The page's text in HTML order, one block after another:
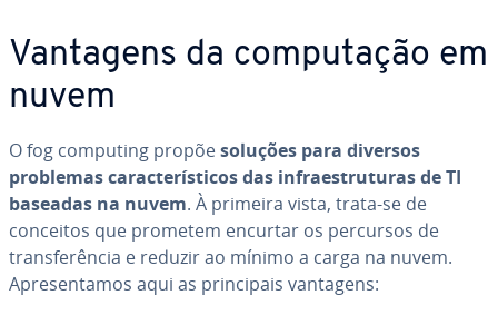
Vantagens da com­pu­ta­ção em
nuvem
O fog computing propõesoluções para diversos
problemas ca­rac­te­rís­ti­cos das in­fra­es­tru­tu­ras de TI
baseadas na nuvem. À primeira vista, trata-se de
conceitos que prometem encurtar os percursos de
trans­fe­rên­cia e reduzir ao mínimo a carga na nuvem.
Apre­sen­ta­mos aqui as prin­ci­pais vantagens: